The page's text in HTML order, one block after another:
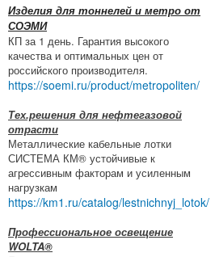
Изделия для тоннелей и метро от
СОЭМИ
КП за 1 день. Гарантия высокого
качества и оптимальных цен от
российского производителя.
https://soemi.ru/product/metropoliten/
Тех.решения для нефтегазовой
отрасти
Металлические кабельные лотки
СИСТЕМА КМ® устойчивые к
агрессивным факторам и усиленным
нагрузкам
https://km1.ru/catalog/lestnichnyj_lotok/
Профессиональное освещение
WOLTA®